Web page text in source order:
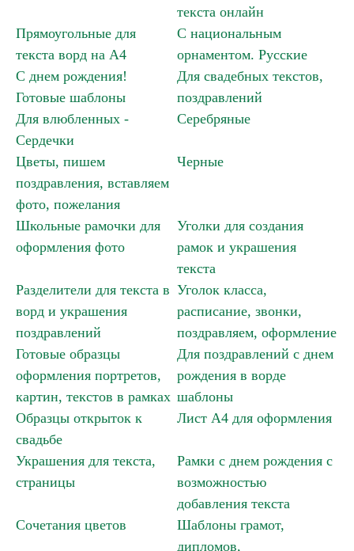
С днем рождения! Готовые шаблоны »
Прямоугольные для текста ворд на А4 »
текста онлайн
Прямоугольные для
текста ворд на А4
С национальным
орнаментом. Русские
С днем рождения!
Готовые шаблоны
Для свадебных текстов,
поздравлений
Для влюбленных -
Сердечки
Серебряные
Цветы, пишем
поздравления, вставляем
фото, пожелания
Черные
Школьные рамочки для
оформления фото
Уголки для создания
рамок и украшения
текста
Разделители для текста в
ворд и украшения
поздравлений
Уголок класса,
расписание, звонки,
поздравляем, оформление
Готовые образцы
оформления портретов,
картин, текстов в рамках
Для поздравлений с днем
рождения в ворде
шаблоны
Образцы открыток к
свадьбе
Лист А4 для оформления
Украшения для текста,
страницы
Рамки с днем рождения с
возможностью
добавления текста
Сочетания цветов
Шаблоны грамот,
дипломов,